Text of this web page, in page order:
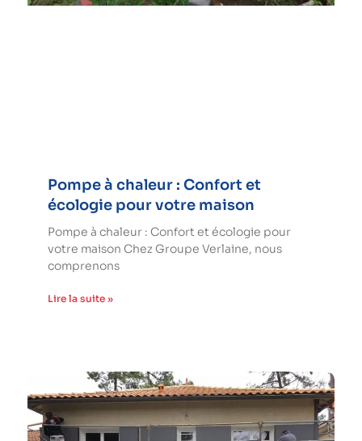
Pompe à chaleur : Confort et
écologie pour votre maison
Pompe à chaleur : Confort et écologie pour
votre maison Chez Groupe Verlaine, nous
comprenons
Lire la suite »